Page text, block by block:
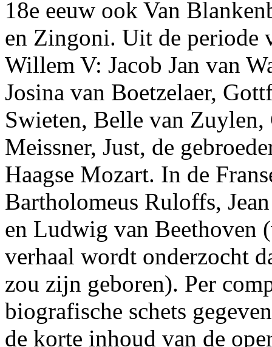
18e eeuw ook Van
en Zingoni. Uit de periode
Willem V: Jacob Jan van
Josina van Boetzelaer,
Swieten, Belle van
Meissner, Just, de
Haagse Mozart. In de
Bartholomeus Ruloffs,
en Ludwig van Beethoven
verhaal wordt onderzocht
zou zijn geboren). Per
biografische schets
de korte inhoud van de